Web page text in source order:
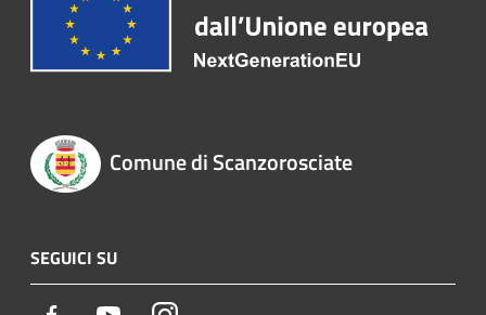
Comune di Scanzorosciate
SEGUICI SU